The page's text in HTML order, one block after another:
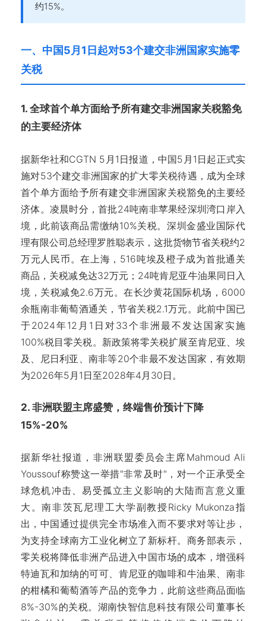
约15%。
一、中国5月1日起对53个建交非洲国家实施零
关税
1. 全球首个单方面给予所有建交非洲国家关税豁免
的主要经济体
据新华社和CGTN 5月1日报道，中国5月1日起正式实
施对53个建交非洲国家的扩大零关税待遇，成为全球
首个单方面给予所有建交非洲国家关税豁免的主要经
济体。凌晨时分，首批24吨南非苹果经深圳湾口岸入
境，此前该商品需缴纳10%关税。深圳金盛业国际代
理有限公司总经理罗胜聪表示，这批货物节省关税约2
万元人民币。在上海，516吨埃及橙子成为首批通关
商品，关税减免达32万元；24吨肯尼亚牛油果同日入
境，关税减免2.6万元。在长沙黄花国际机场，6000
余瓶南非葡萄酒通关，节省关税2.1万元。此前中国已
于2024年12月1日对33个非洲最不发达国家实施
100%税目零关税。新政策将零关税扩展至肯尼亚、埃
及、尼日利亚、南非等20个非最不发达国家，有效期
为2026年5月1日至2028年4月30日。
2. 非洲联盟主席盛赞，终端售价预计下降
15%-20%
据新华社报道，非洲联盟委员会主席Mahmoud Ali
Youssouf称赞这一举措"非常及时"，对一个正承受全
球危机冲击、易受孤立主义影响的大陆而言意义重
大。南非茨瓦尼理工大学副教授Ricky Mukonza指
出，中国通过提供完全市场准入而不要求对等让步，
为支持全球南方工业化树立了新标杆。商务部表示，
零关税将降低非洲产品进入中国市场的成本，增强科
特迪瓦和加纳的可可、肯尼亚的咖啡和牛油果、南非
的柑橘和葡萄酒等产品的竞争力，此前这些商品面临
8%-30%的关税。湖南快智信息科技有限公司董事长